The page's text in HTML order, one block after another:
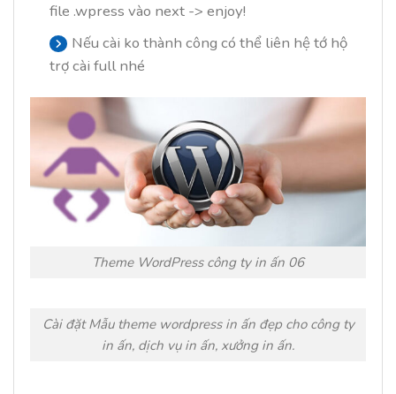
file .wpress vào next -> enjoy!
Nếu cài ko thành công có thể liên hệ tớ hộ
trợ cài full nhé
Theme WordPress công ty in ấn 06
Cài đặt Mẫu theme wordpress in ấn đẹp cho công ty
in ấn, dịch vụ in ấn, xưởng in ấn.